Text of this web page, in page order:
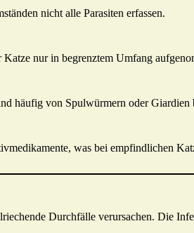
nicht alle Parasiten erfassen.
nur in begrenztem Umfang
häufig von Spulwürmern oder
was bei empfindlichen
Durchfälle verursachen. Die